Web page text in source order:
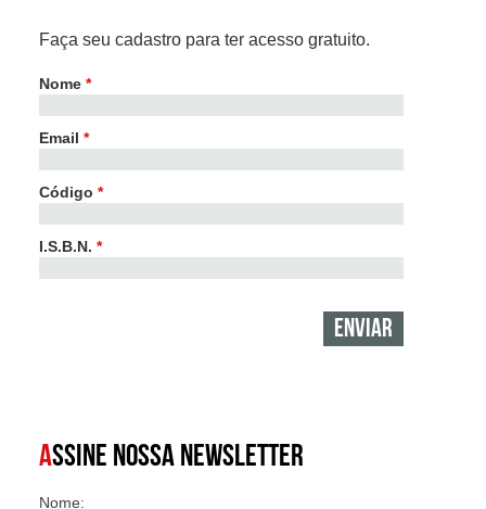
Faça seu cadastro para ter acesso gratuito.
Nome *
Email *
Código *
I.S.B.N. *
ASSINE NOSSA NEWSLETTER
Nome: